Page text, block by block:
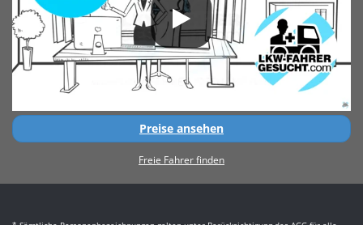
Preise ansehen
Freie Fahrer finden